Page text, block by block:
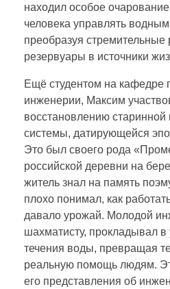
находил особое
человека управлять
преобразуя
резервуары в источники
Ещё студентом на кафедре
инженерии, Максим
восстановлению старинной
системы, датирующейся
Это был своего рода
российской деревни на
житель знал на память
плохо понимал, как
давало урожай. Молодой
шахматисту, прокладывал
течения воды, превращая
реальную помощь людям.
его представления об